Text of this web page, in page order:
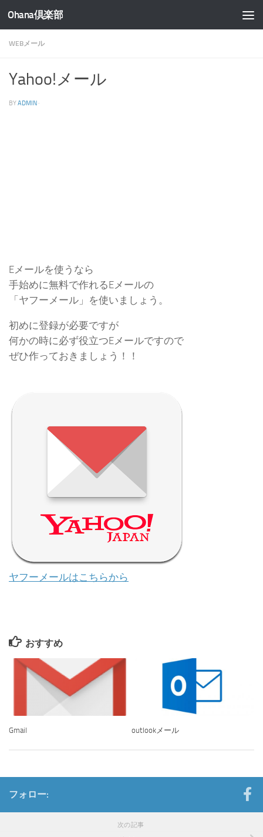
コンテンツへスキップ
Ohana倶楽部
WEBメール
Yahoo!メール
BYADMIN ·
Eメールを使うなら
手始めに無料で作れるEメールの
「ヤフーメール」を使いましょう。
初めに登録が必要ですが
何かの時に必ず役立つEメールですので
ぜひ作っておきましょう！！
ヤフーメールはこちらから
おすすめ
Gmail outlookメール
フォロー:
次の記事